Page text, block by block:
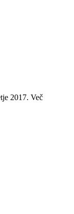
2017. Več